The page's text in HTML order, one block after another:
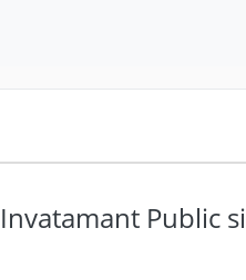
Public si